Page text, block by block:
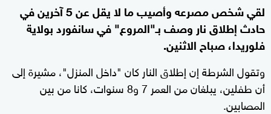
لقي شخص مصرعه وأصيب ما لا يقل عن 5 آخرين في
حادث إطلاق نار وصف بـ"المروع" في سانفورد بولاية
فلوريدا، صباح الاثنين.
وتقول الشرطة إن إطلاق النار كان "داخل المنزل"، مشيرة إلى
أن طفلين، يبلغان من العمر 7 و8 سنوات، كانا من بين
المصابين.